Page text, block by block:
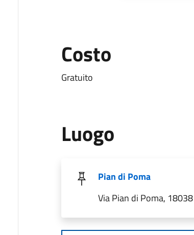
Costo
Gratuito
Luogo
Pian di Poma
Via Pian di Poma,